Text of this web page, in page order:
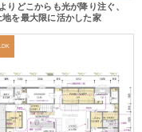
りどこからも光が降り注ぐ、
地を最大限に活かした家